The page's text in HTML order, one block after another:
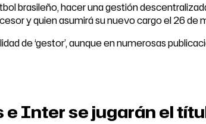
brasileño, hacer una gestión
y quien asumirá su nuevo cargo el 26 de
de ‘gestor’, aunque en numerosas
e Inter se jugarán el